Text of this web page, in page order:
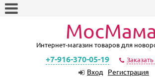
МосМама
Интернет-магазин товаров для
+7-916-370-05-19
Вход Регистрация